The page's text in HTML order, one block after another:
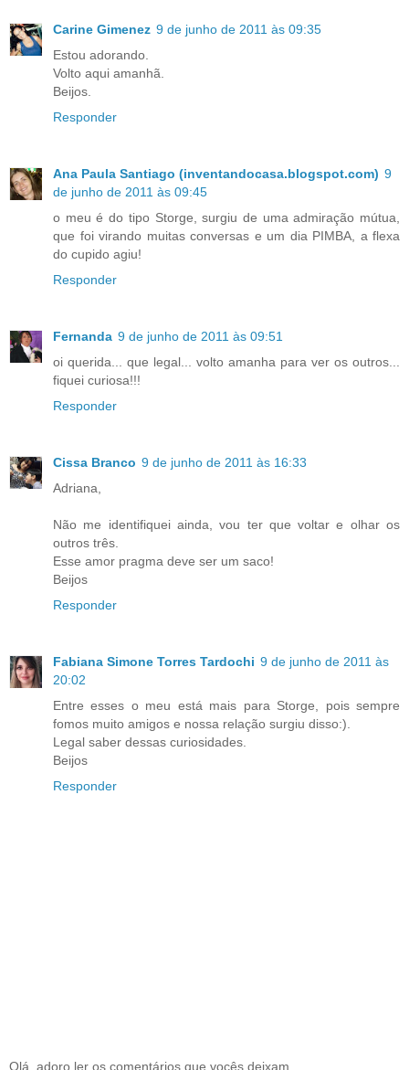
Carine Gimenez 9 de junho de 2011 às 09:35
Estou adorando.
Volto aqui amanhã.
Beijos.
Responder
Ana Paula Santiago (inventandocasa.blogspot.com) 9
de junho de 2011 às 09:45
o meu é do tipo Storge, surgiu de uma admiração mútua,
que foi virando muitas conversas e um dia PIMBA, a flexa
do cupido agiu!
Responder
Fernanda 9 de junho de 2011 às 09:51
oi querida... que legal... volto amanha para ver os outros...
fiquei curiosa!!!
Responder
Cissa Branco 9 de junho de 2011 às 16:33
Adriana,
Não me identifiquei ainda, vou ter que voltar e olhar os
outros três.
Esse amor pragma deve ser um saco!
Beijos
Responder
Fabiana Simone Torres Tardochi 9 de junho de 2011 às
20:02
Entre esses o meu está mais para Storge, pois sempre
fomos muito amigos e nossa relação surgiu disso:).
Legal saber dessas curiosidades.
Beijos
Responder
Olá, adoro ler os comentários que vocês deixam.